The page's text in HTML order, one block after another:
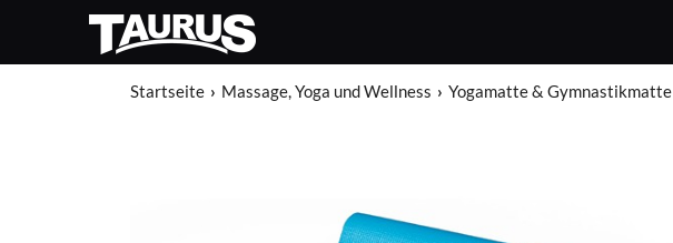
Startseite Massage, Yoga und Wellness Yogamatte & Gymnastikmatte